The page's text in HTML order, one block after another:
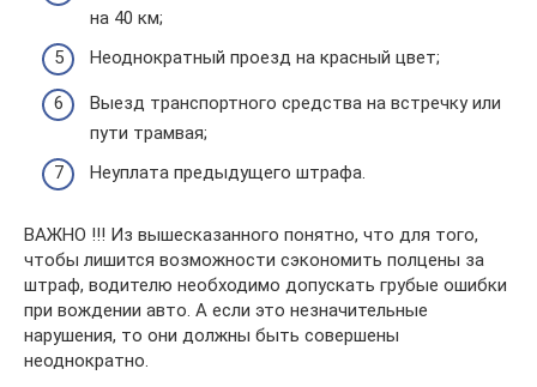
на 40 км;
Неоднократный проезд на красный цвет;
Выезд транспортного средства на встречку или
пути трамвая;
Неуплата предыдущего штрафа.
ВАЖНО !!! Из вышесказанного понятно, что для того,
чтобы лишится возможности сэкономить полцены за
штраф, водителю необходимо допускать грубые ошибки
при вождении авто. А если это незначительные
нарушения, то они должны быть совершены
неоднократно.